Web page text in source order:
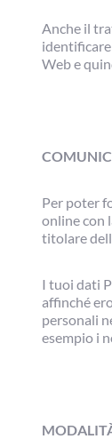
Anche il
Web e
Per poter
online con
titolare
I tuoi dati
affinché
personali
esempio i